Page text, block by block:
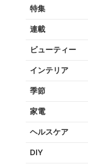
特集
連載
ビューティー
インテリア
季節
家電
ヘルスケア
DIY